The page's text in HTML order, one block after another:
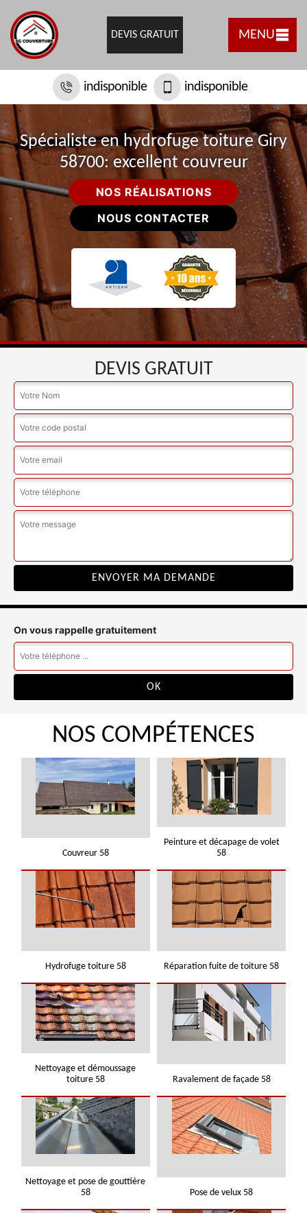
DEVIS GRATUIT MENU
indisponible indisponible
Spécialiste en hydrofuge toiture Giry
58700: excellent couvreur
NOS RÉALISATIONS
NOUS CONTACTER
DEVIS GRATUIT
On vous rappelle gratuitement
NOS COMPÉTENCES
Couvreur 58
Peinture et décapage de volet
58
Hydrofuge toiture 58 Réparation fuite de toiture 58
Nettoyage et démoussage
toiture 58
Ravalement de façade 58
Nettoyage et pose de gouttière
58
Pose de velux 58